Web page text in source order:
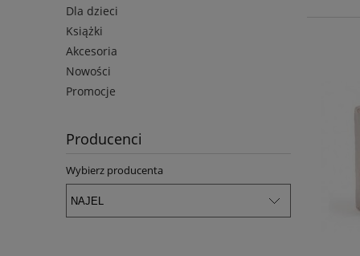
Dla dzieci
Książki
Akcesoria
Nowości
Promocje
Producenci
Wybierz producenta